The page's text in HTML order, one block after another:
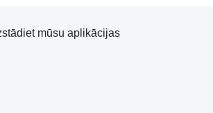
mūsu aplikācijas